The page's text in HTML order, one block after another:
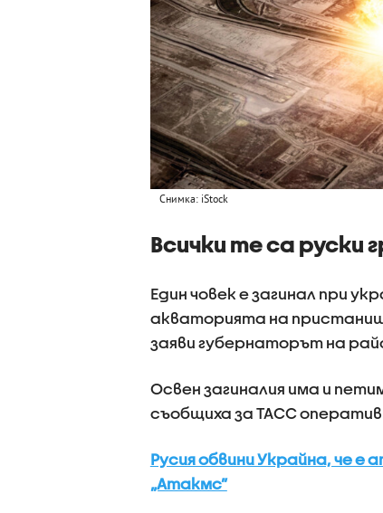
Снимка: iStock
Всички те са руски
Един човек е загинал при
акваторията на
заяви губернаторът на
Освен загиналия има и
съобщиха за ТАСС
Русия обвини Украйна, че
„Атакмс”